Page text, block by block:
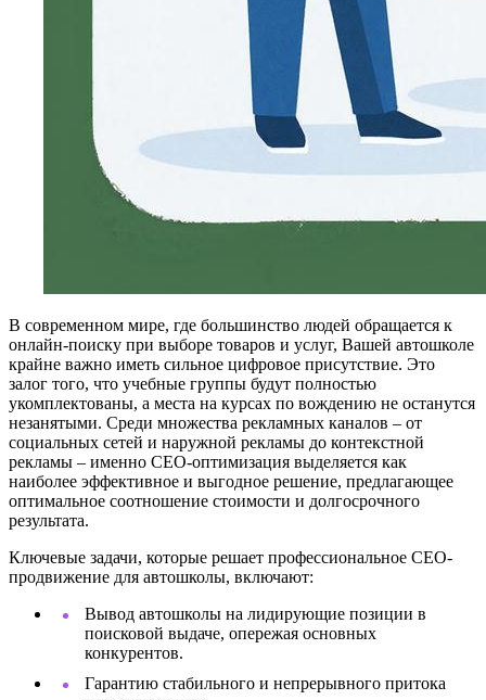
В современном мире, где большинство людей обращается к
онлайн-поиску при выборе товаров и услуг, Вашей автошколе
крайне важно иметь сильное цифровое присутствие. Это
залог того, что учебные группы будут полностью
укомплектованы, а места на курсах по вождению не останутся
незанятыми. Среди множества рекламных каналов – от
социальных сетей и наружной рекламы до контекстной
рекламы – именно СЕО-оптимизация выделяется как
наиболее эффективное и выгодное решение, предлагающее
оптимальное соотношение стоимости и долгосрочного
результата.
Ключевые задачи, которые решает профессиональное СЕО-
продвижение для автошколы, включают:
Вывод автошколы на лидирующие позиции в
поисковой выдаче, опережая основных
конкурентов.
Гарантию стабильного и непрерывного притока